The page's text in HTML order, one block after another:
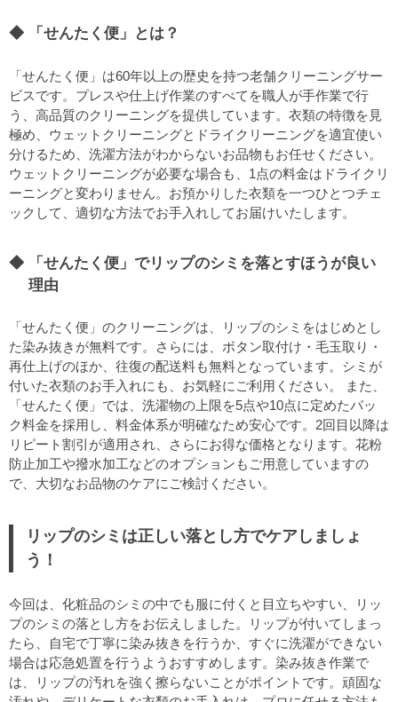
「せんたく便」とは？
「せんたく便」は60年以上の歴史を持つ老舗クリーニングサー
ビスです。プレスや仕上げ作業のすべてを職人が手作業で行
う、高品質のクリーニングを提供しています。衣類の特徴を見
極め、ウェットクリーニングとドライクリーニングを適宜使い
分けるため、洗濯方法がわからないお品物もお任せください。
ウェットクリーニングが必要な場合も、1点の料金はドライクリ
ーニングと変わりません。お預かりした衣類を一つひとつチェ
ックして、適切な方法でお手入れしてお届けいたします。
「せんたく便」でリップのシミを落とすほうが良い
理由
「せんたく便」のクリーニングは、リップのシミをはじめとし
た染み抜きが無料です。さらには、ボタン取付け・毛玉取り・
再仕上げのほか、往復の配送料も無料となっています。シミが
付いた衣類のお手入れにも、お気軽にご利用ください。 また、
「せんたく便」では、洗濯物の上限を5点や10点に定めたパッ
ク料金を採用し、料金体系が明確なため安心です。2回目以降は
リピート割引が適用され、さらにお得な価格となります。花粉
防止加工や撥水加工などのオプションもご用意していますの
で、大切なお品物のケアにご検討ください。
リップのシミは正しい落とし方でケアしましょ
う！
今回は、化粧品のシミの中でも服に付くと目立ちやすい、リッ
プのシミの落とし方をお伝えしました。リップが付いてしまっ
たら、自宅で丁寧に染み抜きを行うか、すぐに洗濯ができない
場合は応急処置を行うようおすすめします。染み抜き作業で
は、リップの汚れを強く擦らないことがポイントです。頑固な